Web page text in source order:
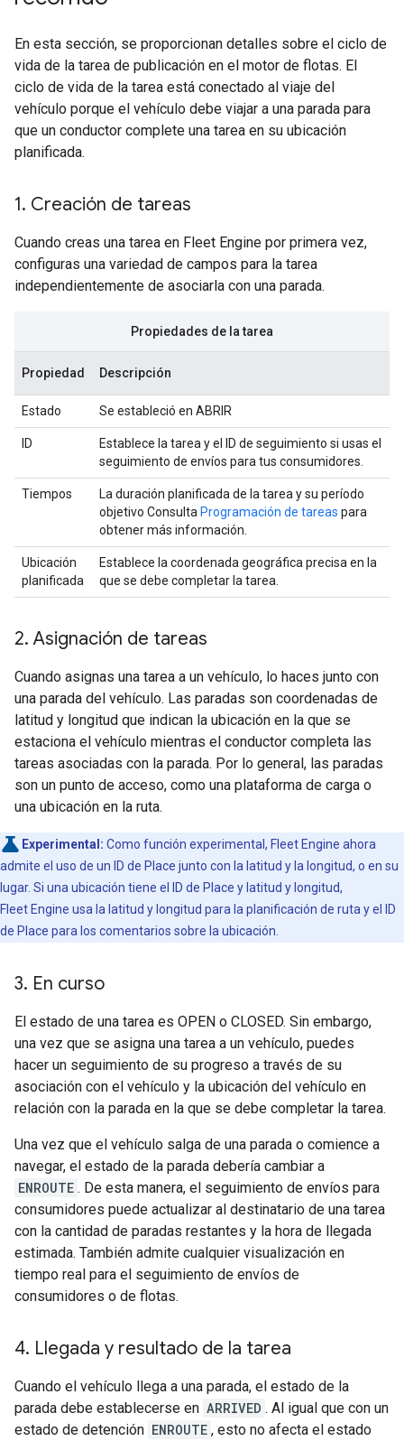
En esta sección, se proporcionan detalles sobre el ciclo de
vida de la tarea de publicación en el motor de flotas. El
ciclo de vida de la tarea está conectado al viaje del
vehículo porque el vehículo debe viajar a una parada para
que un conductor complete una tarea en su ubicación
planificada.
1. Creación de tareas
Cuando creas una tarea en Fleet Engine por primera vez,
configuras una variedad de campos para la tarea
independientemente de asociarla con una parada.
Propiedades de la tarea
Propiedad Descripción
Estado Se estableció en ABRIR
ID
Establece la tarea y el ID de seguimiento si usas el
seguimiento de envíos para tus consumidores.
Tiempos
La duración planificada de la tarea y su período
objetivo Consulta Programación de tareas para
obtener más información.
Ubicación
planificada
Establece la coordenada geográfica precisa en la
que se debe completar la tarea.
2. Asignación de tareas
Cuando asignas una tarea a un vehículo, lo haces junto con
una parada del vehículo. Las paradas son coordenadas de
latitud y longitud que indican la ubicación en la que se
estaciona el vehículo mientras el conductor completa las
tareas asociadas con la parada. Por lo general, las paradas
son un punto de acceso, como una plataforma de carga o
una ubicación en la ruta.
Experimental: Como función experimental, Fleet Engine ahora
admite el uso de un ID de Place junto con la latitud y la longitud, o en su
lugar. Si una ubicación tiene el ID de Place y latitud y longitud,
Fleet Engine usa la latitud y longitud para la planificación de ruta y el ID
de Place para los comentarios sobre la ubicación.
3. En curso
El estado de una tarea es OPEN o CLOSED. Sin embargo,
una vez que se asigna una tarea a un vehículo, puedes
hacer un seguimiento de su progreso a través de su
asociación con el vehículo y la ubicación del vehículo en
relación con la parada en la que se debe completar la tarea.
Una vez que el vehículo salga de una parada o comience a
navegar, el estado de la parada debería cambiar a
ENROUTE . De esta manera, el seguimiento de envíos para
consumidores puede actualizar al destinatario de una tarea
con la cantidad de paradas restantes y la hora de llegada
estimada. También admite cualquier visualización en
tiempo real para el seguimiento de envíos de
consumidores o de flotas.
4. Llegada y resultado de la tarea
Cuando el vehículo llega a una parada, el estado de la
parada debe establecerse en ARRIVED . Al igual que con un
estado de detención ENROUTE , esto no afecta el estado